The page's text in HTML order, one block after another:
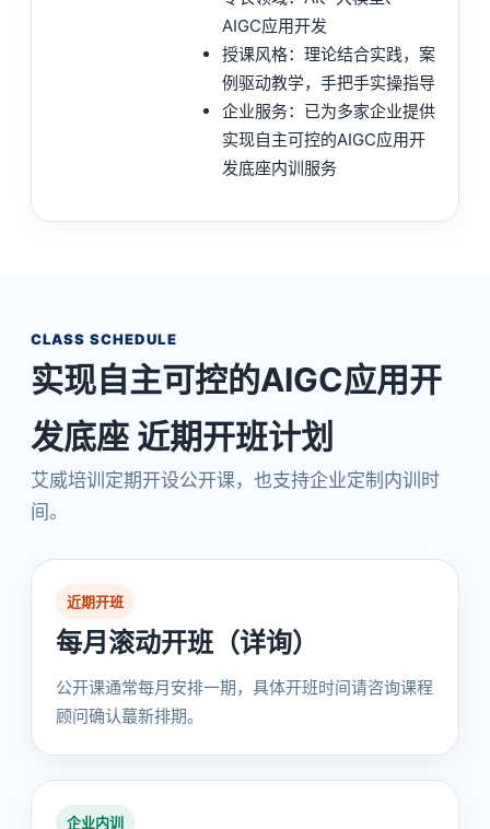
AIGC应用开发
授课风格：理论结合实践，案
例驱动教学，手把手实操指导
企业服务：已为多家企业提供
实现自主可控的AIGC应用开
发底座内训服务
CLASS SCHEDULE
实现自主可控的AIGC应用开
发底座 近期开班计划
艾威培训定期开设公开课，也支持企业定制内训时
间。
近期开班
每月滚动开班（详询）
公开课通常每月安排一期，具体开班时间请咨询课程
顾问确认蕞新排期。
企业内训